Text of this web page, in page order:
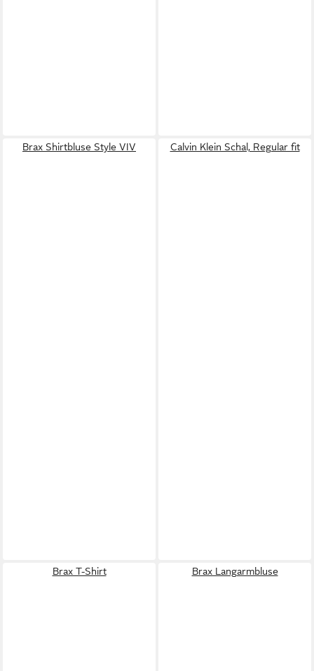
Brax Shirtbluse Style VIV Calvin Klein Schal, Regular fit
Brax T-Shirt Brax Langarmbluse